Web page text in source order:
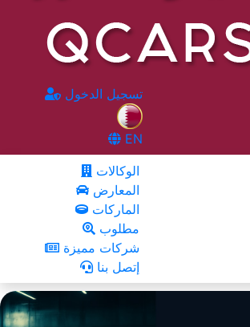
تسجيل الدخول
EN
الوكالات
المعارض
الماركات
مطلوب
شركات مميزة
إتصل بنا